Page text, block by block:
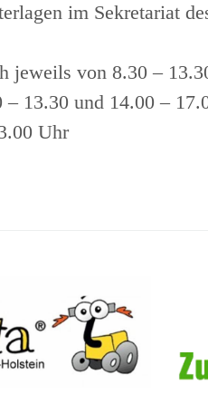
im Sekretariat
jeweils von 8.30 –
– 13.30 und 14.00 –
Uhr